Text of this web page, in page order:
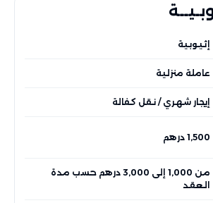
إثيوبية
عاملة منزلية
إيجار شهري / نقل كفالة
1,500 درهم
من 1,000 إلى 3,000 درهم حسب مدة
العقد